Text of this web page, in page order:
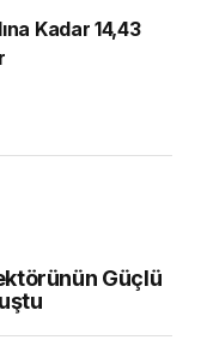
Kadar 14,43
Güçlü